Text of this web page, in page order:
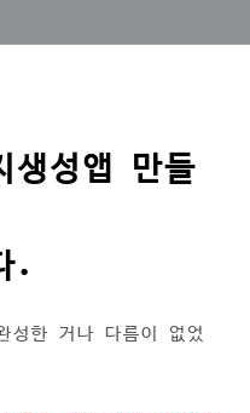
생성앱 만들
.
성한 거나 다름이 없었